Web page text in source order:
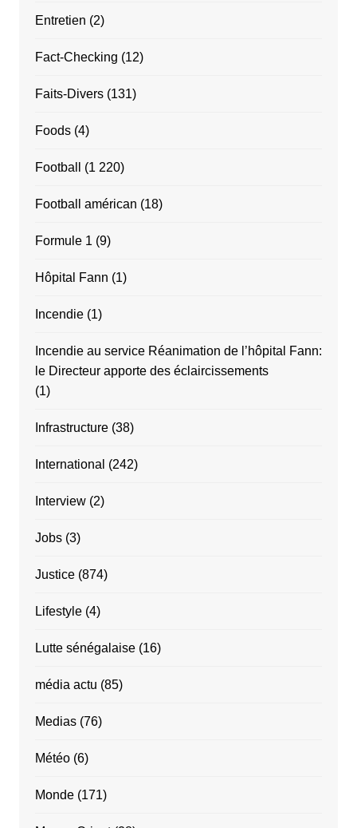
Entretien (2)
Fact-Checking (12)
Faits-Divers(131)
Foods(4)
Football (1 220)
Football américan (18)
Formule 1 (9)
Hôpital Fann (1)
Incendie(1)
Incendie au service Réanimation de l’hôpital Fann:
le Directeur apporte des éclaircissements
(1)
Infrastructure(38)
International (242)
Interview(2)
Jobs(3)
Justice(874)
Lifestyle(4)
Lutte sénégalaise(16)
média actu (85)
Medias(76)
Météo(6)
Monde(171)